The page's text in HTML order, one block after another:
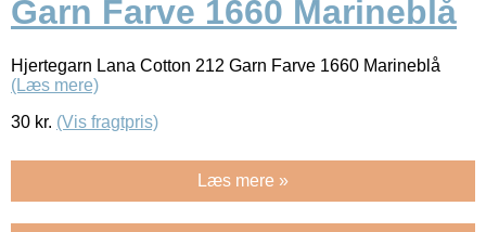
Garn Farve 1660 Marineblå
Hjertegarn Lana Cotton 212 Garn Farve 1660 Marineblå
(Læs mere)
30 kr. (Vis fragtpris)
Læs mere »